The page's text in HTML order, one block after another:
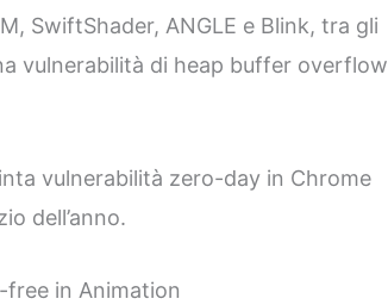
SwiftShader, ANGLE e Blink, tra gli
vulnerabilità di heap buffer overflow
vulnerabilità zero-day in Chrome
dell’anno.
in Animation